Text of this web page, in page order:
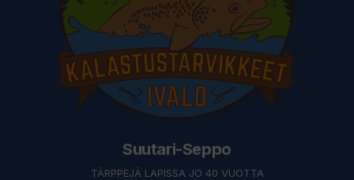
Suutari-Seppo
TÄRPPEJÄ LAPISSA JO 40 VUOTTA